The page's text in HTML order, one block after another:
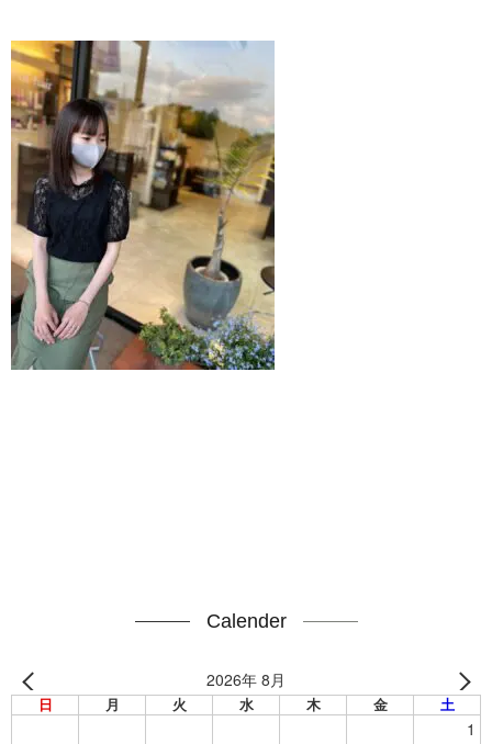
Calender
2026年 8月
日 月 火 水 木 金 土
1